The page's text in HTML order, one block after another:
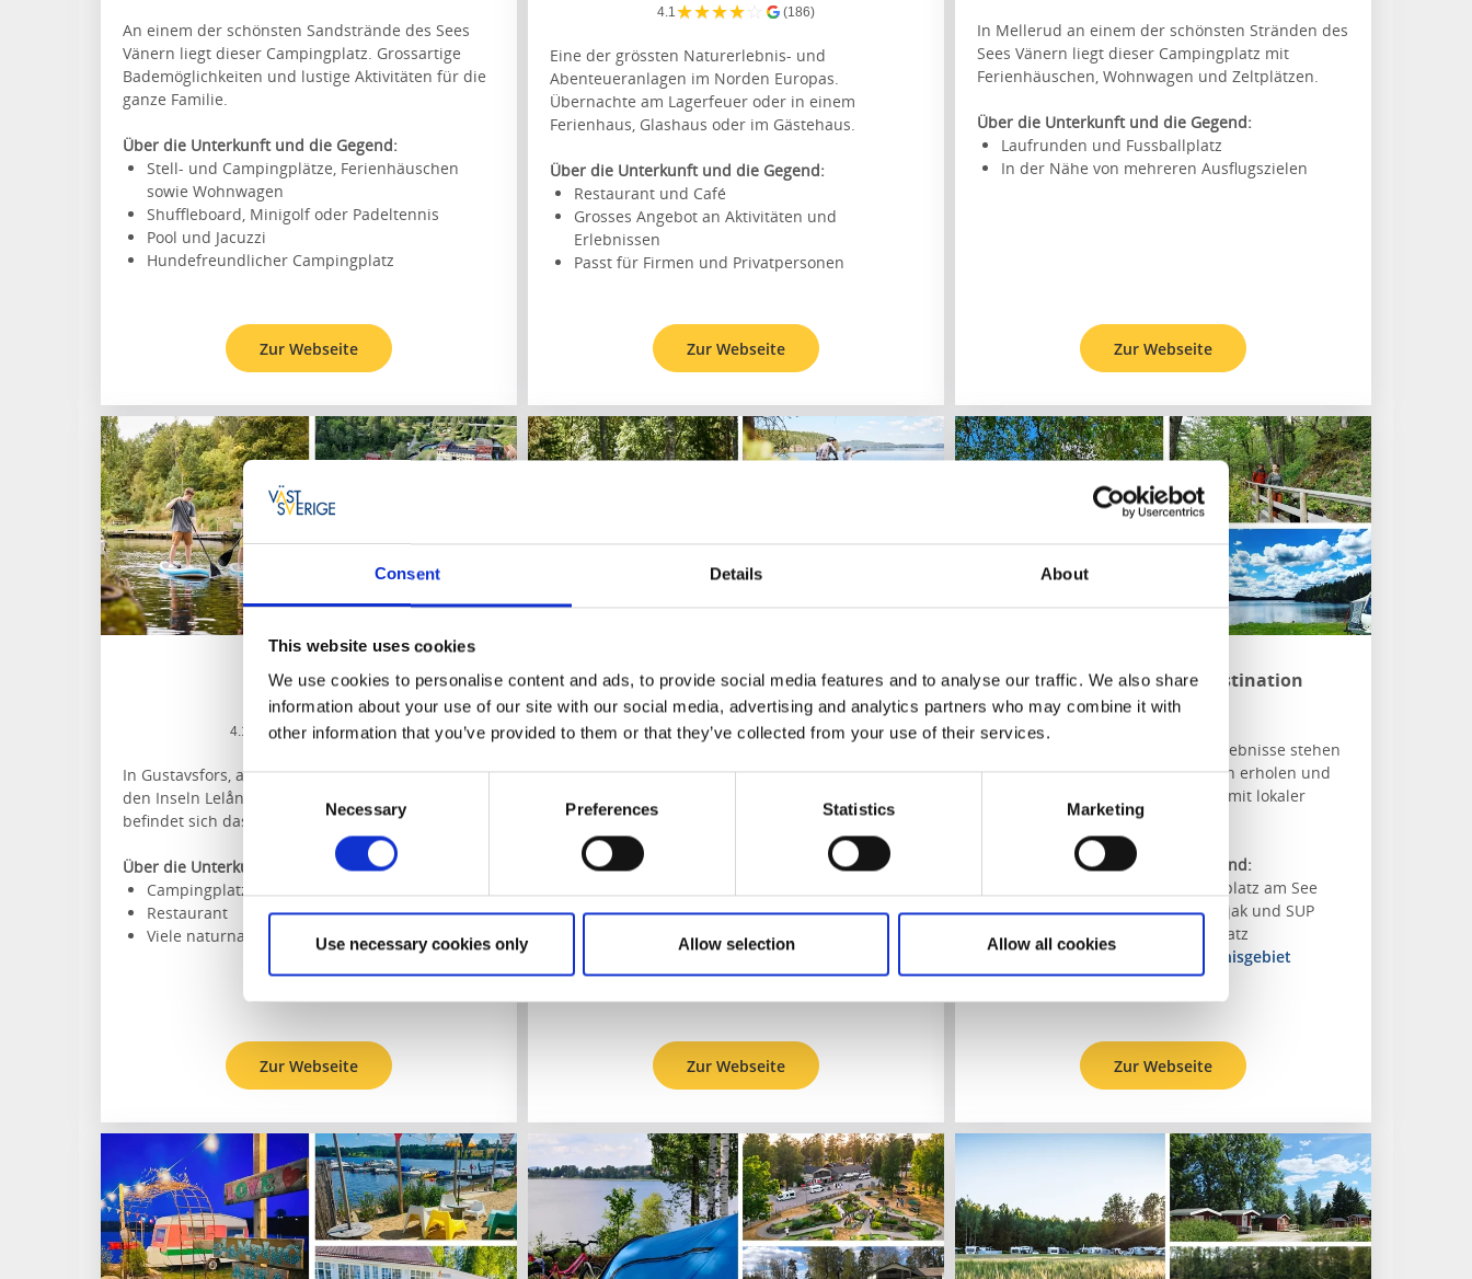
Consent Details About
This website uses cookies
We use cookies to personalise content and ads, to provide social media features and to analyse our traffic. We also share
information about your use of our site with our social media, advertising and analytics partners who may combine it with
other information that you’ve provided to them or that they’ve collected from your use of their services.
Consent
Selection
Necessary Preferences Statistics Marketing
Use necessary cookies only Allow selection Allow all cookies
An einem der schönsten Sandstrände des Sees
Vänern liegt dieser Campingplatz. Grossartige
Bademöglichkeiten und lustige Aktivitäten für die
ganze Familie.
Über die Unterkunft und die Gegend:
Stell- und Campingplätze, Ferienhäuschen
sowie Wohnwagen
Shuffleboard, Minigolf oder Padeltennis
Pool und Jacuzzi
Hundefreundlicher Campingplatz
Zur Webseite
4.1★★★★☆ (186)
Eine der grössten Naturerlebnis- und
Abenteueranlagen im Norden Europas.
Übernachte am Lagerfeuer oder in einem
Ferienhaus, Glashaus oder im Gästehaus.
Über die Unterkunft und die Gegend:
Restaurant und Café
Grosses Angebot an Aktivitäten und
Erlebnissen
Passt für Firmen und Privatpersonen
Zur Webseite
In Mellerud an einem der schönsten Stränden des
Sees Vänern liegt dieser Campingplatz mit
Ferienhäuschen, Wohnwagen und Zeltplätzen.
Über die Unterkunft und die Gegend:
Laufrunden und Fussballplatz
In der Nähe von mehreren Ausflugszielen
Zur Webseite
Alcatraz
Bengtsfors
4.1 ★★★☆ (387)
In Gustavsfors, auf einer kleinen Insel zwischen
den Inseln Lelång und Västra Silen in Dalsland,
befindet sich das Erlebniszentrum Alcatraz.
Über die Unterkunft und die Gegend:
Campingplatz und Gästehaus
Restaurant
Viele naturnahe Aktivitäten
Zur Webseite
Laxsjöns Camping & Friluftsgård
Dals Långed
Ein Campingplatz mit hübscher Lage auf einer
Halbinsel im See Laxsjön im Herzen Dalslands.
Pfeilbogenschiessen.
Über die Unterkunft und die Gegend:
Seesystems des Dalslands Kanals
Aktivitäten wie Wandern, Radfahren,
Kanuausflüge, Pilzsammeln und
Beerenpflücken
Zur Webseite
Ragnerud Vandringsdestination
Högsäter
Familiärer Campingplatz. Naturerlebnisse stehen
hier im Fokus - hier kannst Du Dich erholen und
Aktivitäten geniessen. Restaurant mit lokaler
Über die Unterkunft und die Gegend:
Ferienhäuschen und Campingplatz am See
Vermietung von Boot, Kanu, Kajak und SUP
Hundefreundlicher Campingplatz
Wanderweg in der Nähe:
Wildnisgebiet
Kroppefjäll
Zur Webseite